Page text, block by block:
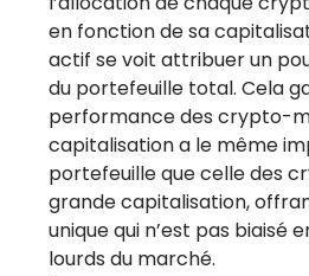
en fonction de sa
actif se voit attribuer un
du portefeuille total. Cela
performance des crypto-
capitalisation a le même
portefeuille que celle des
grande capitalisation,
unique qui n’est pas biaisé
lourds du marché.